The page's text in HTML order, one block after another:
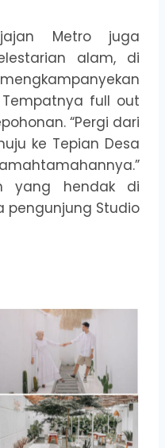
Metro juga
alam, di
full out
“Pergi dari
ke Tepian Desa
yang hendak di
pengunjung Studio